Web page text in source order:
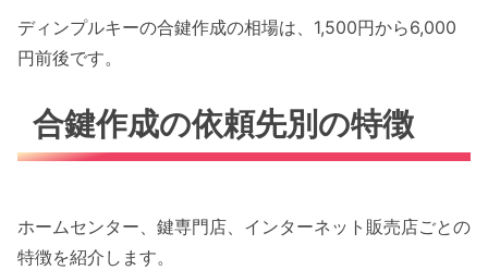
ディンプルキーの合鍵作成の相場は、1,500円から6,000
円前後です。
合鍵作成の依頼先別の特徴
ホームセンター、鍵専門店、インターネット販売店ごとの
特徴を紹介します。